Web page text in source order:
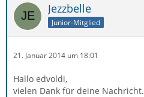
Jezzbelle
Junior-Mitglied
21. Januar 2014 um 18:01
Hallo edvoldi,
vielen Dank für deine Nachricht.